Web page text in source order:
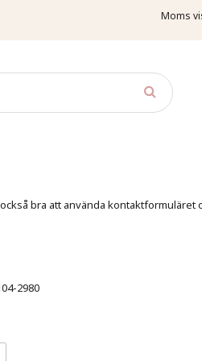
Moms
bra att använda
2980